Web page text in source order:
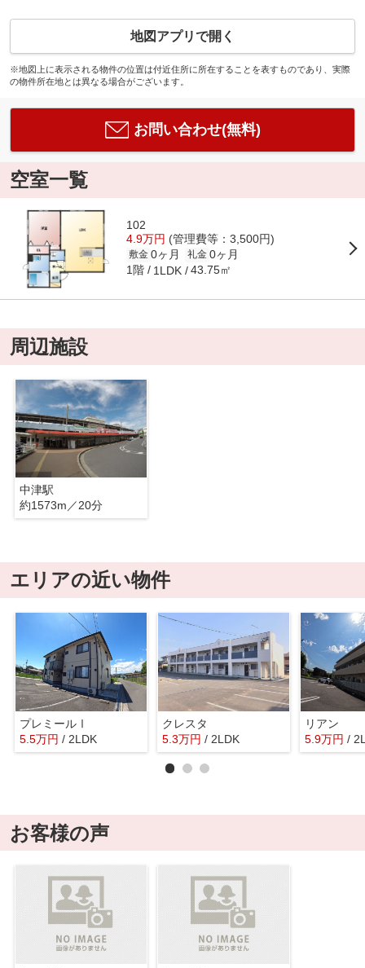
地図アプリで開く
※地図上に表示される物件の位置は付近住所に所在することを表すものであり、実際
の物件所在地とは異なる場合がございます。
お問い合わせ(無料)
空室一覧
102
4.9万円 (管理費等：3,500円)
敷金 0ヶ月 礼金 0ヶ月
1階 1LDK 43.75㎡
周辺施設
中津駅
約1573m／20分
エリアの近い物件
プレミールⅠ
5.5万円 / 2LDK
クレスタ
5.3万円 / 2LDK
リアン
5.9万円 /
お客様の声